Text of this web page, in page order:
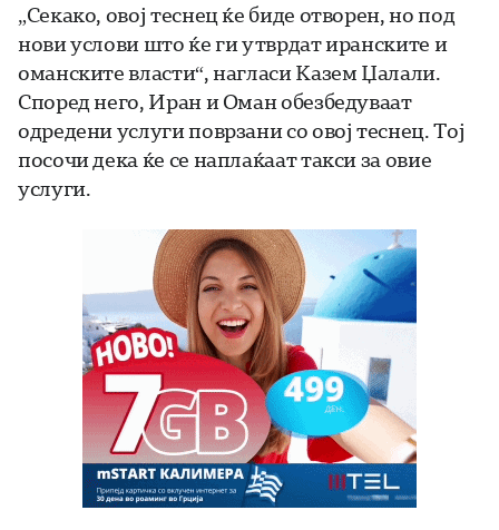
„Секако, овој теснец ќе биде отворен, но под
нови услови што ќе ги утврдат иранските и
оманските власти“, нагласи Казем Џалали.
Според него, Иран и Оман обезбедуваат
одредени услуги поврзани со овој теснец. Тој
посочи дека ќе се наплаќаат такси за овие
услуги.